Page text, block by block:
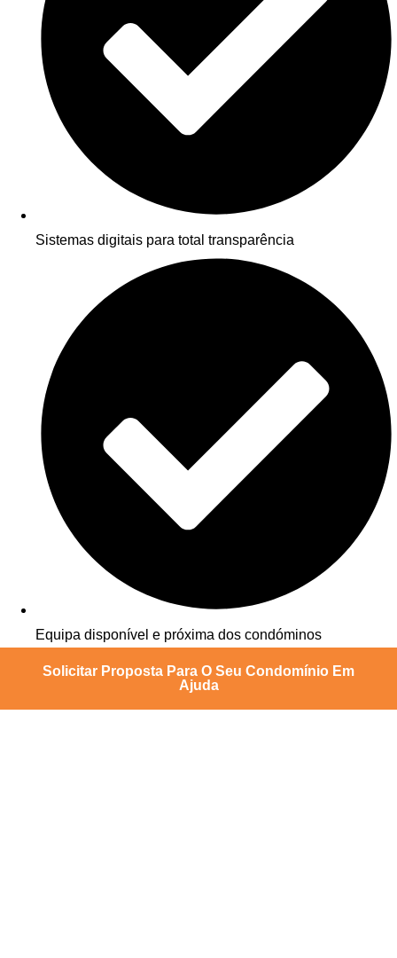
Sistemas digitais para total transparência
Equipa disponível e próxima dos condóminos
Solicitar Proposta Para O Seu Condomínio Em
Ajuda